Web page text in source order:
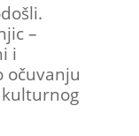
–
i
očuvanju